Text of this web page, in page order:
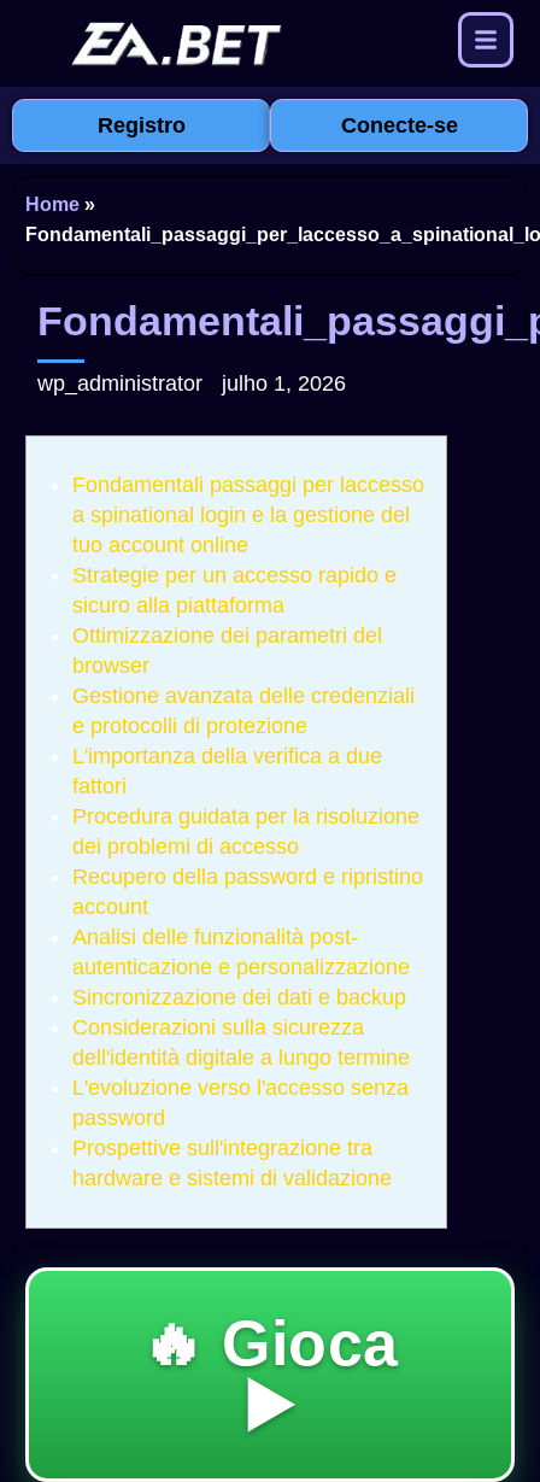
Registro Conecte-se
Home »
wp_administrator julho 1, 2026
Fondamentali passaggi per laccesso
a spinational login e la gestione del
tuo account online
Strategie per un accesso rapido e
sicuro alla piattaforma
Ottimizzazione dei parametri del
browser
Gestione avanzata delle credenziali
e protocolli di protezione
L'importanza della verifica a due
fattori
Procedura guidata per la risoluzione
dei problemi di accesso
Recupero della password e ripristino
account
Analisi delle funzionalità post-
autenticazione e personalizzazione
Sincronizzazione dei dati e backup
Considerazioni sulla sicurezza
dell'identità digitale a lungo termine
L'evoluzione verso l'accesso senza
password
Prospettive sull'integrazione tra
hardware e sistemi di validazione
🔥 Gioca
▶️